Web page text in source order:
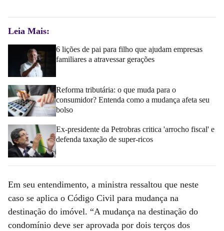
Leia Mais:
6 lições de pai para filho que ajudam empresas
familiares a atravessar gerações
Reforma tributária: o que muda para o
consumidor? Entenda como a mudança afeta seu
bolso
Ex-presidente da Petrobras critica 'arrocho fiscal' e
defenda taxação de super-ricos
Em seu entendimento, a ministra ressaltou que neste
caso se aplica o Código Civil para mudança na
destinação do imóvel. “A mudança na destinação do
condomínio deve ser aprovada por dois terços dos